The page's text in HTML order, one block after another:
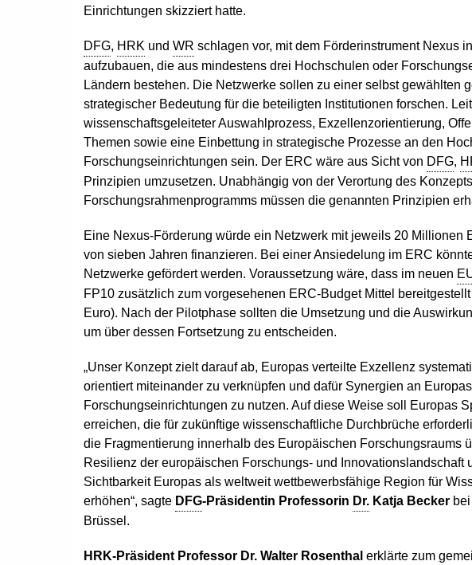
Einrichtungen skizziert hatte.
DFG, HRK und WR schlagen vor, mit dem Förderinstrument Nexus
aufzubauen, die aus mindestens drei Hochschulen oder
Ländern bestehen. Die Netzwerke sollen zu einer selbst gewählten
strategischer Bedeutung für die beteiligten Institutionen forschen.
wissenschaftsgeleiteter Auswahlprozess, Exzellenzorientierung,
Themen sowie eine Einbettung in strategische Prozesse an den
Forschungseinrichtungen sein. Der ERC wäre aus Sicht von DFG,
Prinzipien umzusetzen. Unabhängig von der Verortung des
Forschungsrahmenprogramms müssen die genannten Prinzipien
Eine Nexus-Förderung würde ein Netzwerk mit jeweils 20 Millionen
von sieben Jahren finanzieren. Bei einer Ansiedelung im ERC
Netzwerke gefördert werden. Voraussetzung wäre, dass im neuen
FP10 zusätzlich zum vorgesehenen ERC-Budget Mittel
Euro). Nach der Pilotphase sollten die Umsetzung und die
um über dessen Fortsetzung zu entscheiden.
„Unser Konzept zielt darauf ab, Europas verteilte Exzellenz
orientiert miteinander zu verknüpfen und dafür Synergien an
Forschungseinrichtungen zu nutzen. Auf diese Weise soll Europas
erreichen, die für zukünftige wissenschaftliche Durchbrüche
die Fragmentierung innerhalb des Europäischen Forschungsraums
Resilienz der europäischen Forschungs- und Innovationslandschaft
Sichtbarkeit Europas als weltweit wettbewerbsfähige Region für
erhöhen“, sagte DFG-Präsidentin Professorin Dr. Katja Becker
Brüssel.
HRK-Präsident Professor Dr. Walter Rosenthal erklärte zum